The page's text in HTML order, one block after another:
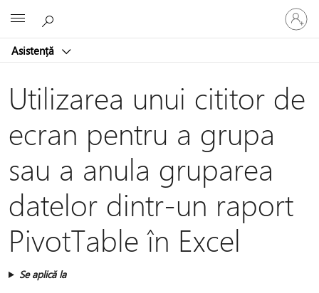
Asistență
vă
la
dvs.
Utilizarea unui cititor de
ecran pentru a grupa
sau a anula gruparea
datelor dintr-un raport
PivotTable în Excel
Se aplică la